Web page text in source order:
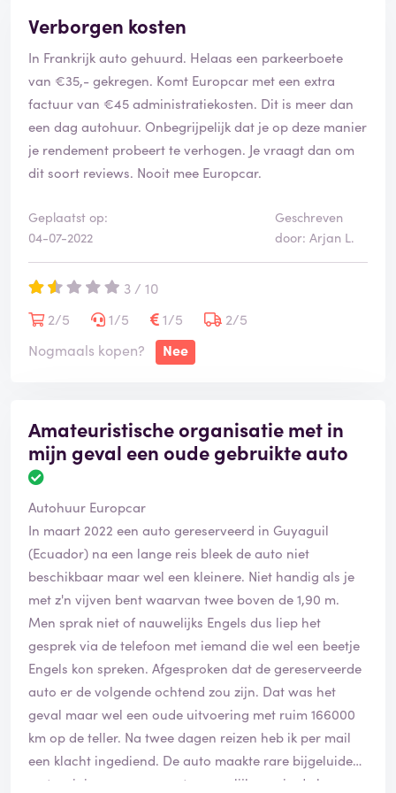
Verborgen kosten
In Frankrijk auto gehuurd. Helaas een parkeerboete
van €35,- gekregen. Komt Europcar met een extra
factuur van €45 administratiekosten. Dit is meer dan
een dag autohuur. Onbegrijpelijk dat je op deze manier
je rendement probeert te verhogen. Je vraagt dan om
dit soort reviews. Nooit mee Europcar.
Geplaatst op:
04-07-2022
Geschreven
door: Arjan L.
3 / 10
2/5
1/5 1/5
2/5
Nogmaals kopen?
Nee
Amateuristische organisatie met in
mijn geval een oude gebruikte auto
Autohuur Europcar
In maart 2022 een auto gereserveerd in Guyaguil
(Ecuador) na een lange reis bleek de auto niet
beschikbaar maar wel een kleinere. Niet handig als je
met z'n vijven bent waarvan twee boven de 1,90 m.
Men sprak niet of nauwelijks Engels dus liep het
gesprek via de telefoon met iemand die wel een beetje
Engels kon spreken. Afgesproken dat de gereserveerde
auto er de volgende ochtend zou zijn. Dat was het
geval maar wel een oude uitvoering met ruim 166000
km op de teller. Na twee dagen reizen heb ik per mail
een klacht ingediend. De auto maakte rare bijgeluiden,
met weinig vermogen wat gevaarlijk was in de bergen.